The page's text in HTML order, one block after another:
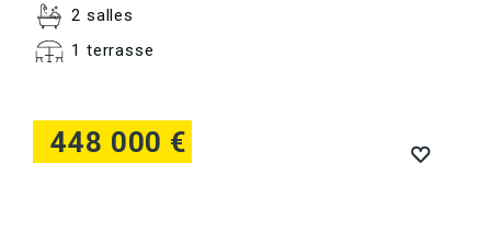
448 000 €
2 salles
1 terrasse